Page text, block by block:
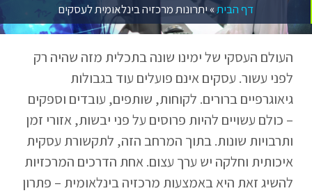
דף הבית»יתרונות מרכזיה בינלאומית לעסקים
העולם העסקי של ימינו שונה בתכלית מזה שהיה רק
לפני עשור. עסקים אינם פועלים עוד בגבולות
גיאוגרפיים ברורים. לקוחות, שותפים, עובדים וספקים
– כולם עשויים להיות פרוסים על פני יבשות, אזורי זמן
ותרבויות שונות. בתוך המרחב הזה, לתקשורת עסקית
איכותית וחלקה יש ערך עצום. אחת הדרכים המרכזיות
להשיג זאת היא באמצעות מרכזיה בינלאומית – פתרון